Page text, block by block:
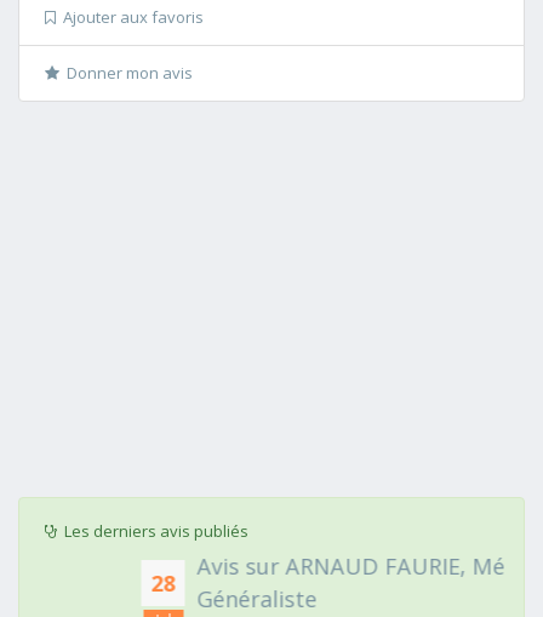
Ajouter aux favoris
Donner mon avis
Les derniers avis publiés
Avis sur ARNAUD FAURIE, Médecin
Généraliste